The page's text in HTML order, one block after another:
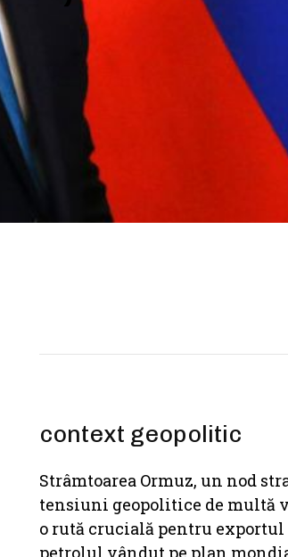
context geopolitic
Strâmtoarea Ormuz, un nod
tensiuni geopolitice de multă
o rută crucială pentru exportul
petrolul vândut pe plan